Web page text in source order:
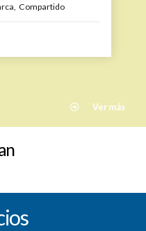
Compartido
Ver más